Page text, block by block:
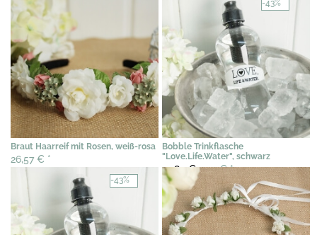
Braut Haarreif mit Rosen, weiß-rosa
26,57 € *
-43%
Bobble Trinkflasche
"Love.Life.Water", schwarz
13,84 €7,95 €*
-43%